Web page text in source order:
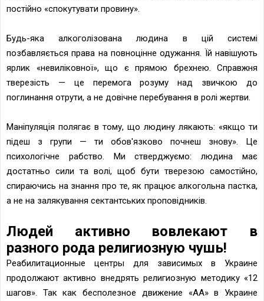
постійно «спокутувати провину».
Будь-яка алкоголізована людина в цій системі
позбавляється права на повноцінне одужання. Їй навішують
ярлик «невиліковної», що є прямою брехнею. Справжня
тверезість — це перемога розуму над звичкою до
поглинання отрути, а не довічне перебування в ролі жертви.
Маніпуляція полягає в тому, що людину лякають: «якщо ти
підеш з групи — ти обов'язково почнеш знову». Це
психологічне рабство. Ми стверджуємо: людина має
достатньо сили та волі, щоб бути тверезою самостійно,
спираючись на знання про те, як працює алкогольна пастка,
а не на залякування сектантських проповідників.
Людей активно вовлекают в
разного рода религиозную чушь!
Реабилитационные центры для зависимых в Украине
продолжают активно внедрять религиозную методику «12
шагов». Так как бесполезное движение «АА» в Украине